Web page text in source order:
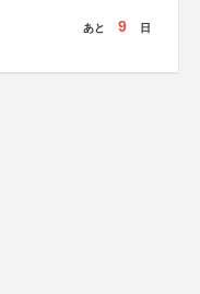
あと 9 日